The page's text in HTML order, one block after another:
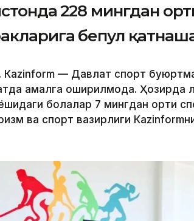
228 мингдан
бепул
Кazinform — Давлат спорт
амалга оширилмоқда. Ҳозирда
болалар 7 мингдан ортиқ
ва спорт вазирлиги